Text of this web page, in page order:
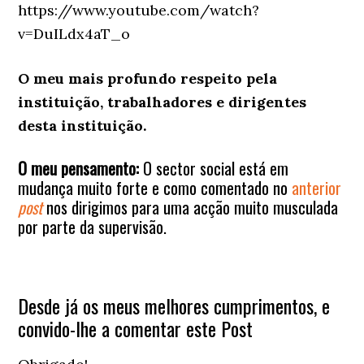
https://www.youtube.com/watch?
v=DuILdx4aT_o
O meu mais profundo respeito pela
instituição, trabalhadores e dirigentes
desta instituição.
O meu pensamento: O sector social está em
mudança muito forte e como comentado no anterior
postnos dirigimos para uma acção muito musculada
por parte da supervisão.
Desde já os meus melhores cumprimentos, e
convido-lhe a comentar este Post